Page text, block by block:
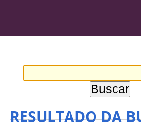
RESULTADO DA